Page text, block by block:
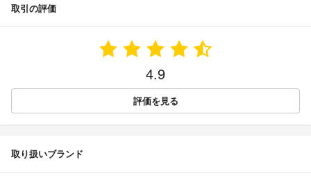
取引の評価
4.9
評価を見る
取り扱いブランド